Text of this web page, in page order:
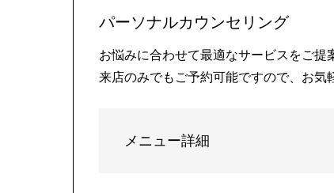
パーソナルカウンセリング
お悩みに合わせて最適なサービスをご提
来店のみでもご予約可能ですので、お気
メニュー詳細